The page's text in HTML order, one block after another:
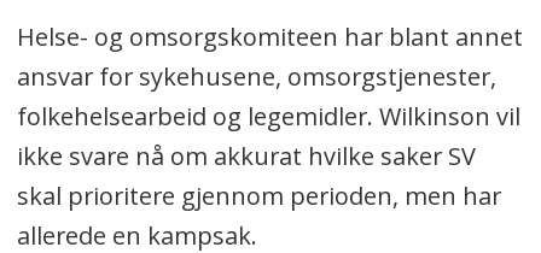
Helse- og omsorgskomiteen har blant annet
ansvar for sykehusene, omsorgstjenester,
folkehelsearbeid og legemidler. Wilkinson vil
ikke svare nå om akkurat hvilke saker SV
skal prioritere gjennom perioden, men har
allerede en kampsak.